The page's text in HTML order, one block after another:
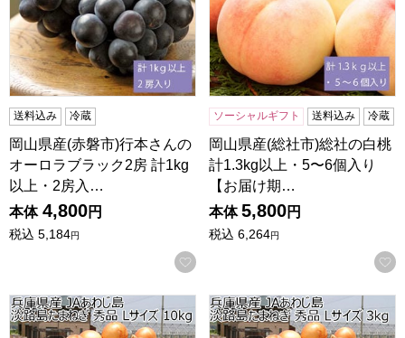
送料込み 冷蔵
岡山県産(赤磐市)行本さんの
オーロラブラック2房 計1kg
以上・2房入…
本体 4,800円
税込 5,184円
お気に入りに登録する
ソーシャルギフト 送料込み 冷蔵
岡山県産(総社市)総社の白桃
計1.3kg以上・5〜6個入り
【お届け期…
本体 5,800円
税込 6,264円
兵庫県産 JAあわじ島淡路島たまねぎ秀品 Lサイズ 10kg(お
兵庫県産 JAあわじ島淡路島